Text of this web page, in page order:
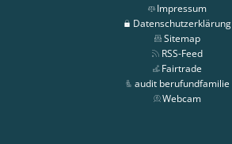
Impressum
Datenschutzerklärung
Sitemap
RSS-Feed
Fairtrade
audit berufundfamilie
Webcam